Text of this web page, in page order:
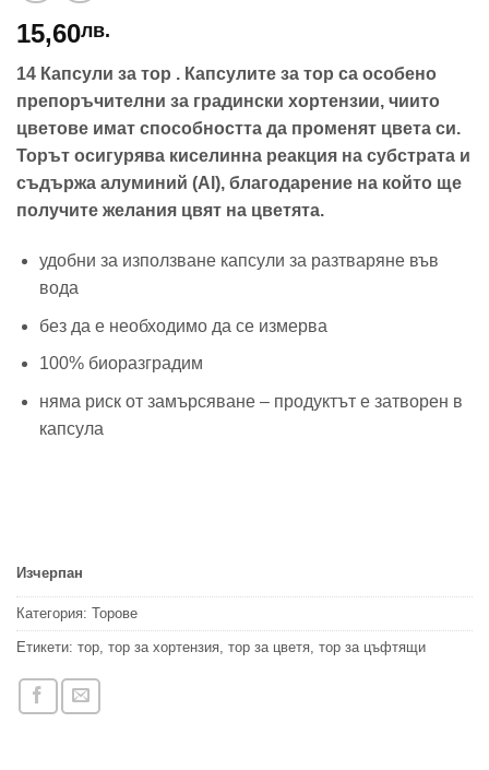
15,60лв.
14 Капсули за тор . Капсулите за тор са особено
препоръчителни за градински хортензии, чиито
цветове имат способността да променят цвета си.
Торът осигурява киселинна реакция на субстрата и
съдържа алуминий (Al), благодарение на който ще
получите желания цвят на цветята.
удобни за използване капсули за разтваряне във
вода
без да е необходимо да се измерва
100% биоразградим
няма риск от замърсяване – продуктът е затворен в
капсула
Изчерпан
Категория: Торове
Етикети: тор, тор за хортензия, тор за цветя, тор за цъфтящи